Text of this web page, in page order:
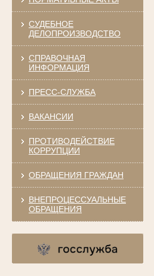
СУДЕБНОЕ
ДЕЛОПРОИЗВОДСТВО
СПРАВОЧНАЯ
ИНФОРМАЦИЯ
ПРЕСС-СЛУЖБА
ВАКАНСИИ
ПРОТИВОДЕЙСТВИЕ
КОРРУПЦИИ
ОБРАЩЕНИЯ ГРАЖДАН
ВНЕПРОЦЕССУАЛЬНЫЕ
ОБРАЩЕНИЯ